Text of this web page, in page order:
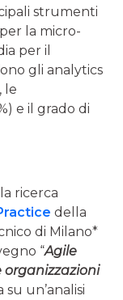
strumenti
la micro-
per il
gli analytics
le
e il grado di
ricerca
della
di Milano*
“Agile
organizzazioni
su un’analisi